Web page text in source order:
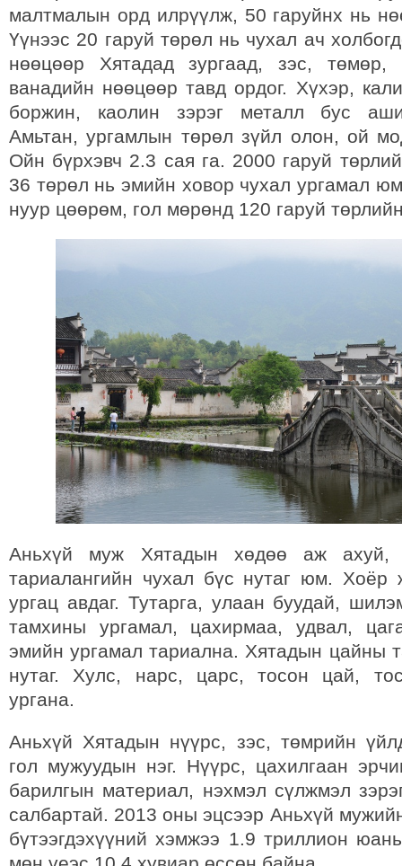
малтмалын орд илрүүлж, 50 гаруйнх нь
Үүнээс 20 гаруй төрөл нь чухал ач
нөөцөөр Хятадад зургаад, зэс, төмөр,
ванадийн нөөцөөр тавд ордог. Хүхэр,
боржин, каолин зэрэг металл бус
Амьтан, ургамлын төрөл зүйл олон, ой
Ойн бүрхэвч 2.3 сая га. 2000 гаруй
36 төрөл нь эмийн ховор чухал ургамал
нуур цөөрөм, гол мөрөнд 120 гаруй
Аньхүй муж Хятадын хөдөө аж ахуй,
тариалангийн чухал бүс нутаг юм. Хоёр
ургац авдаг. Тутарга, улаан буудай,
тамхины ургамал, цахирмаа, удвал,
эмийн ургамал тариална. Хятадын цайны
нутаг. Хулс, нарс, царс, тосон цай,
ургана.
Аньхүй Хятадын нүүрс, зэс, төмрийн
гол мужуудын нэг. Нүүрс, цахилгаан
барилгын материал, нэхмэл сүлжмэл
салбартай. 2013 оны эцсээр Аньхүй
бүтээгдэхүүний хэмжээ 1.9 триллион